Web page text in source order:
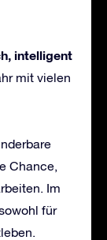
intelligent
mit vielen
Chance,
Im
für